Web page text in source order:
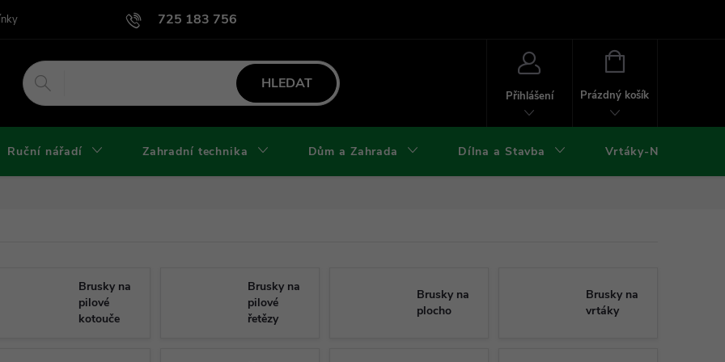
725 183 756
Podmínky užití webu Podmínky ochrany osobních údajů a cookies
HLEDAT
Přihlášení
NÁKUPNÍ
Prázdný košík
Ruční nářadí Zahradní technika Dům a Zahrada Dílna a Stavba Vrtáky-Nástroje
Brusky na
pilové
kotouče
Brusky na
pilové
řetězy
Brusky na
plocho
Brusky na
vrtáky